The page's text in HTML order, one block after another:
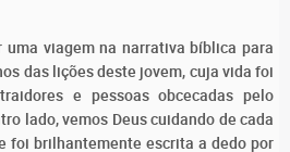
viagem na narrativa bíblica para
das lições deste jovem, cuja vida foi
e pessoas obcecadas pelo
lado, vemos Deus cuidando de cada
foi brilhantemente escrita a dedo por